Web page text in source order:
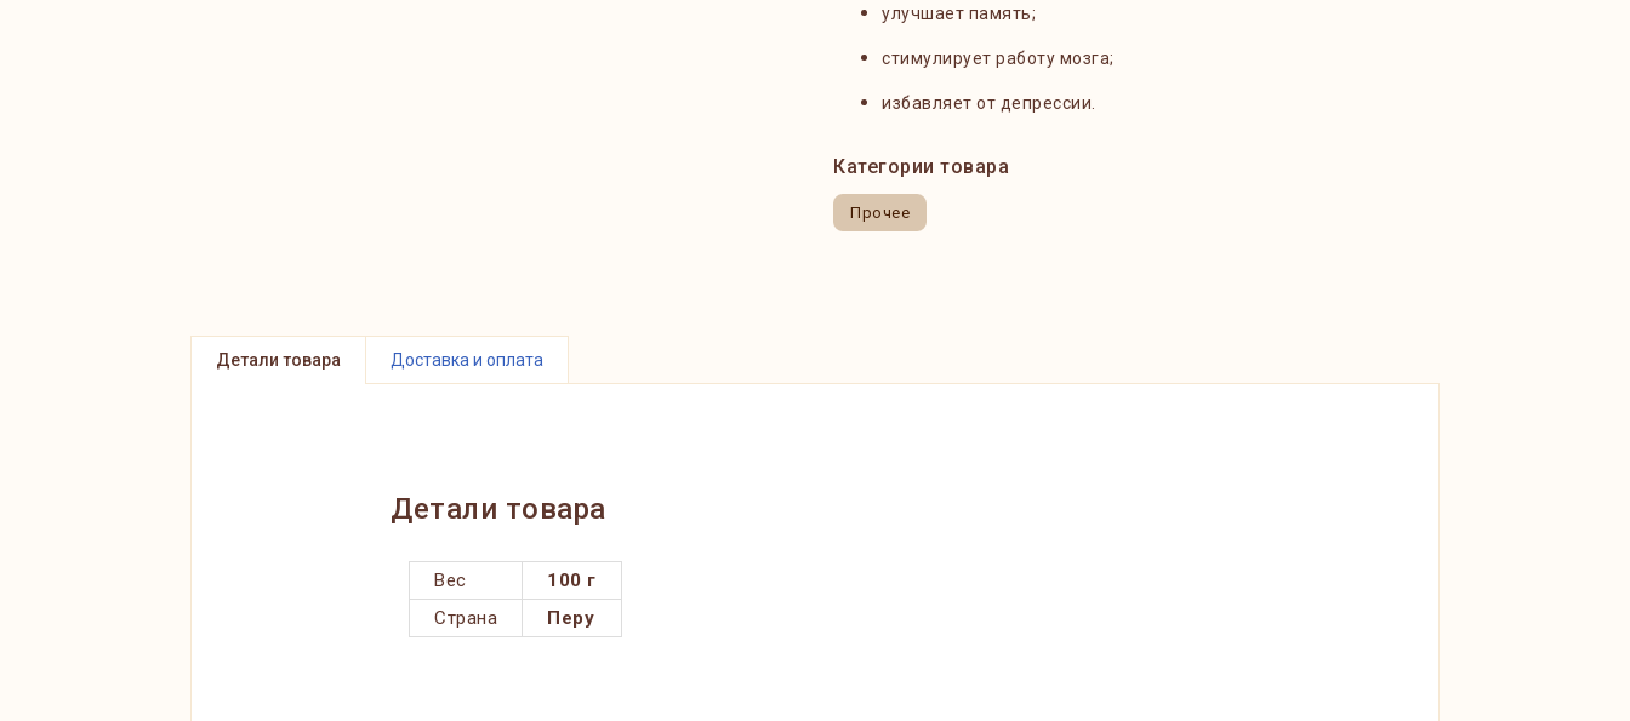
улучшает память;
стимулирует работу мозга;
избавляет от депрессии.
Категории товара
Прочее
Детали товара Доставка и оплата
Детали товара
Вес
100 г
Страна
Перу